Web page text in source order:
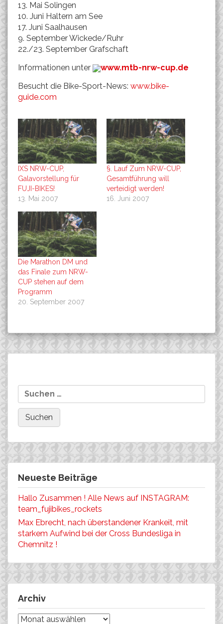
13. Mai Solingen
10. Juni Haltern am See
17. Juni Saalhausen
9. September Wickede/Ruhr
22./23. September Grafschaft
Informationen unter
www.mtb-nrw-cup.de
Besucht die Bike-Sport-News: www.bike-
guide.com
IXS NRW-CUP,
Galavorstellung für
FUJI-BIKES!
13. Mai 2007
§. Lauf Zum NRW-CUP,
Gesamtführung will
verteidigt werden!
16. Juni 2007
Die Marathon DM und
das Finale zum NRW-
CUP stehen auf dem
Programm
20. September 2007
Neueste Beiträge
Hallo Zusammen ! Alle News auf INSTAGRAM:
team_fujibikes_rockets
Max Ebrecht, nach überstandener Krankeit, mit
starkem Aufwind bei der Cross Bundesliga in
Chemnitz !
Archiv
Archiv